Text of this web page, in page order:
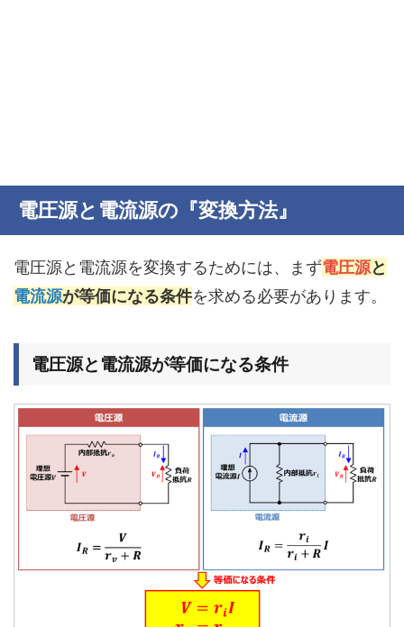
電圧源と電流源の『変換方法』
電圧源と電流源を変換するためには、まず電圧源と
電流源が等価になる条件を求める必要があります。
電圧源と電流源が等価になる条件